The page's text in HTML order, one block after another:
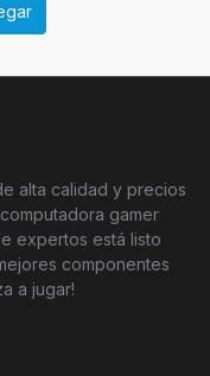
alta calidad y precios
gamer
expertos está listo
componentes
a jugar!